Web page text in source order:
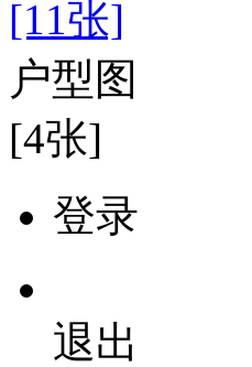
[11张]
户型图
[4张]
登录
退出